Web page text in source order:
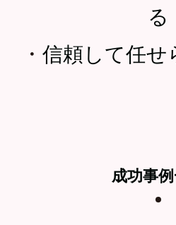
る
・ 信頼して任せ
成功事